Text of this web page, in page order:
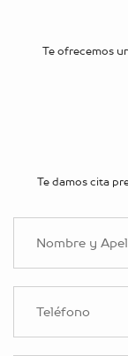
Te ofrecemos
Te damos cita